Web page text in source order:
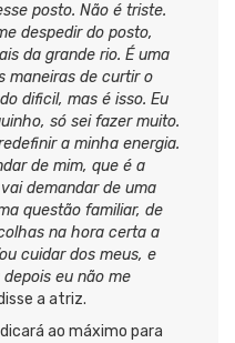
posto. Não é triste.
despedir do posto,
da grande rio. É uma
maneiras de curtir o
dificil, mas é isso. Eu
só sei fazer muito.
a minha energia.
de mim, que é a
demandar de uma
questão familiar, de
na hora certa a
cuidar dos meus, e
eu não me
a atriz.
ao máximo para